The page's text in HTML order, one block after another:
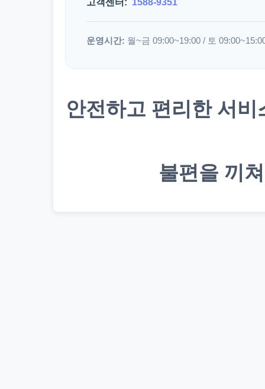
고객센터: 1588-9351
운영시간: 월~금 09:00~19:00 / 토
안전하고 편리한 서
불편을 끼